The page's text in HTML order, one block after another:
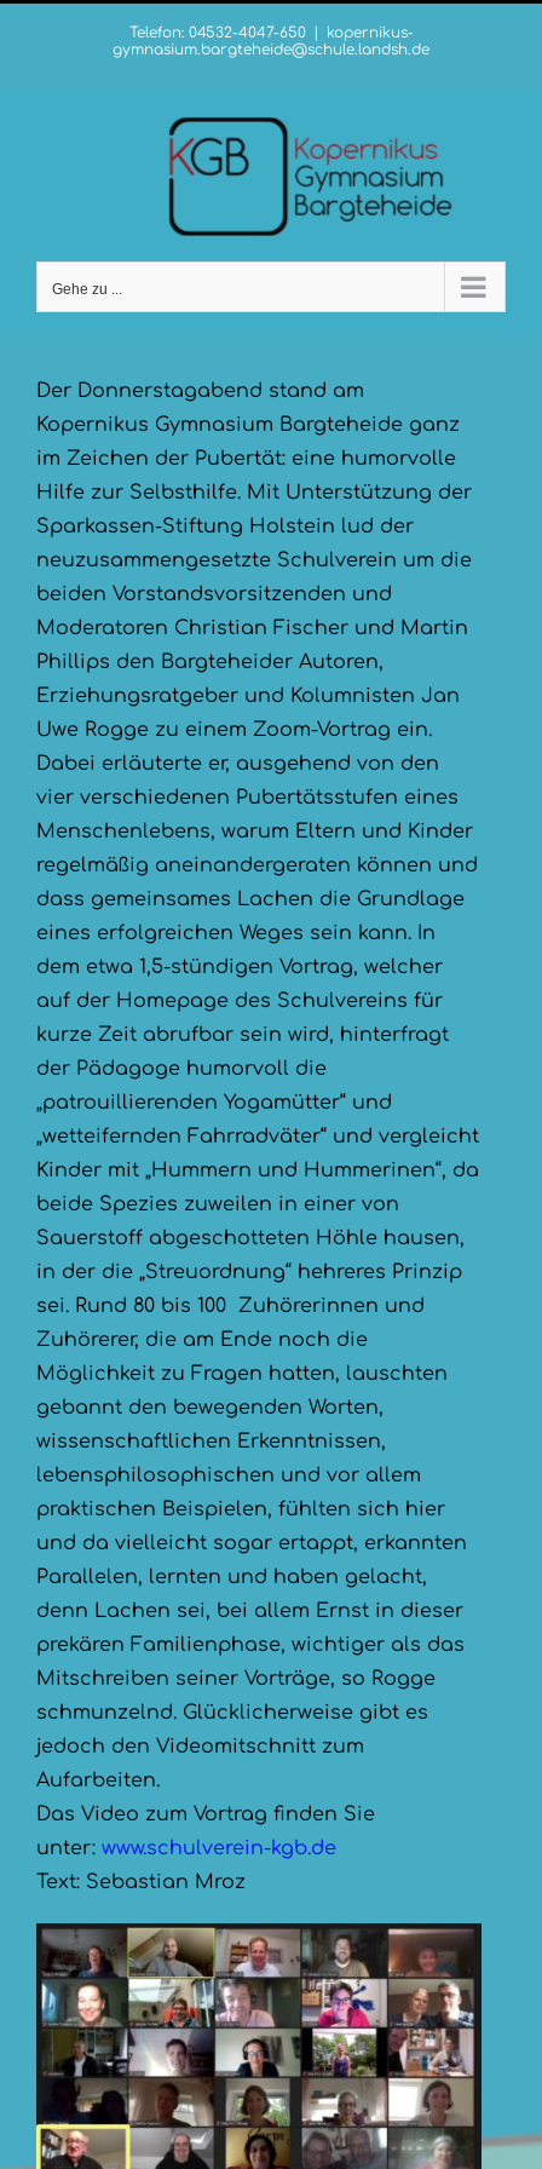
Telefon: 04532-4047-650
kopernikus-
gymnasium.bargteheide@schule.landsh.de
Gehe zu ...
Der Donnerstagabend stand am
Kopernikus Gymnasium Bargteheide ganz
im Zeichen der Pubertät: eine humorvolle
Hilfe zur Selbsthilfe. Mit Unterstützung der
Sparkassen-Stiftung Holstein lud der
neuzusammengesetzte Schulverein um die
beiden Vorstandsvorsitzenden und
Moderatoren Christian Fischer und Martin
Phillips den Bargteheider Autoren,
Erziehungsratgeber und Kolumnisten Jan
Uwe Rogge zu einem Zoom-Vortrag ein.
Dabei erläuterte er, ausgehend von den
vier verschiedenen Pubertätsstufen eines
Menschenlebens, warum Eltern und Kinder
regelmäßig aneinandergeraten können und
dass gemeinsames Lachen die Grundlage
eines erfolgreichen Weges sein kann. In
dem etwa 1,5-stündigen Vortrag, welcher
auf der Homepage des Schulvereins für
kurze Zeit abrufbar sein wird, hinterfragt
der Pädagoge humorvoll die
„patrouillierenden Yogamütter“ und
„wetteifernden Fahrradväter“ und vergleicht
Kinder mit „Hummern und Hummerinen“, da
beide Spezies zuweilen in einer von
Sauerstoff abgeschotteten Höhle hausen,
in der die „Streuordnung“ hehreres Prinzip
sei. Rund 80 bis 100 Zuhörerinnen und
Zuhörerer, die am Ende noch die
Möglichkeit zu Fragen hatten, lauschten
gebannt den bewegenden Worten,
wissenschaftlichen Erkenntnissen,
lebensphilosophischen und vor allem
praktischen Beispielen, fühlten sich hier
und da vielleicht sogar ertappt, erkannten
Parallelen, lernten und haben gelacht,
denn Lachen sei, bei allem Ernst in dieser
prekären Familienphase, wichtiger als das
Mitschreiben seiner Vorträge, so Rogge
schmunzelnd. Glücklicherweise gibt es
jedoch den Videomitschnitt zum
Aufarbeiten.
Das Video zum Vortrag finden Sie
unter: www.schulverein-kgb.de
Text: Sebastian Mroz